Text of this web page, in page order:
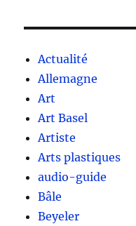
Actualité
Allemagne
Art
Art Basel
Artiste
Arts plastiques
audio-guide
Bâle
Beyeler